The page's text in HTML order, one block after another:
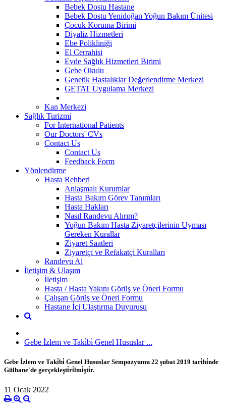
Bebek Dostu Hastane
Bebek Dostu Yenidoğan Yoğun Bakım Ünitesi
Çocuk Koruma Birimi
Diyaliz Hizmetleri
Ebe Polikliniği
El Cerrahisi
Evde Sağlık Hizmetleri Birimi
Gebe Okulu
Genetik Hastalıklar Değerlendirme Merkezi
GETAT Uygulama Merkezi
Kan Merkezi
Sağlık Turizmi
For International Patients
Our Doctors' CVs
Contact Us
Contact Us
Feedback Form
Yönlendirme
Hasta Rehberi
Anlaşmalı Kurumlar
Hasta Bakım Görev Tanımları
Hasta Hakları
Nasıl Randevu Alırım?
Yoğun Bakım Hasta Ziyaretçilerinin Uyması
Gereken Kurallar
Ziyaret Saatleri
Ziyaretçi ve Refakatçi Kuralları
Randevu Al
İletişim & Ulaşım
İletişim
Hasta / Hasta Yakını Görüş ve Öneri Formu
Çalışan Görüş ve Öneri Formu
Hastane İçi Ulaştırma Duyurusu
Gebe İzlem ve Taki̇bi̇ Genel Hususlar ...
Gebe İzlem ve Taki̇bi̇ Genel Hususlar Sempozyumu 22 şubat 2019 tari̇hi̇nde
Gülhane'de gerçekleşti̇ri̇lmi̇şti̇r.
11 Ocak 2022